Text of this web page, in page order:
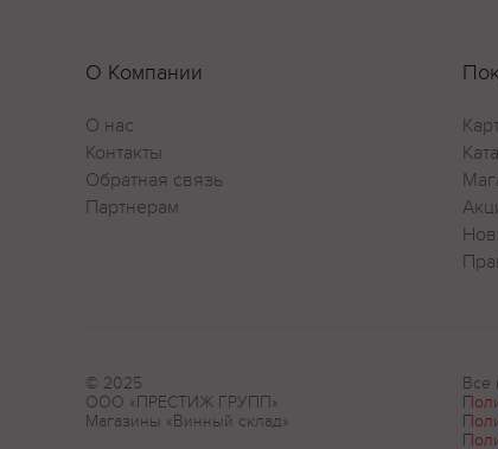
О Компании
О нас
Контакты
Обратная связь
Партнерам
© 2025
ООО «ПРЕСТИЖ ГРУПП»
Магазины «Винный склад»
Все